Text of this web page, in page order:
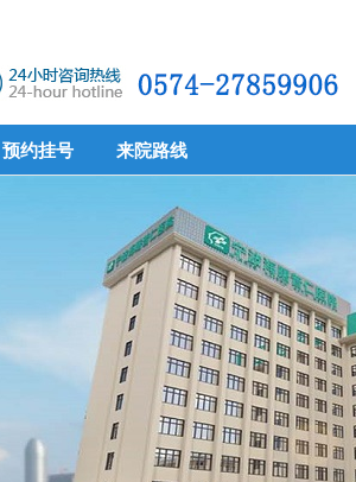
预约挂号 来院路线
来院路线